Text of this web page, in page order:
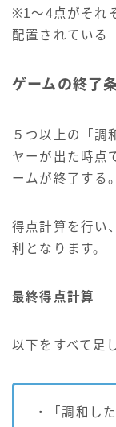
※1～4点がそれ
配置されている
ゲームの終了
５つ以上の「調
ヤーが出た時点
ームが終了する。
得点計算を行い
利となります。
最終得点計算
以下をすべて足
・「調和し